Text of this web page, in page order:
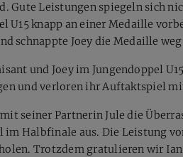
Gute Leistungen spiegeln sich
U15 knapp an einer Medaille
schnappte Joey die Medaille
und Joey im Jungendoppel
und verloren ihr Auftaktspiel mit
seiner Partnerin Jule die
im Halbfinale aus. Die Leistung
Trotzdem gratulieren wir